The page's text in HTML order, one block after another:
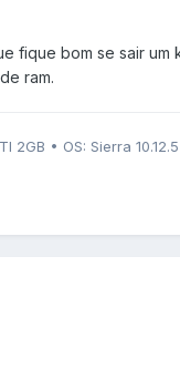
fique bom se sair um
ram.
2GB • OS: Sierra 10.12.5